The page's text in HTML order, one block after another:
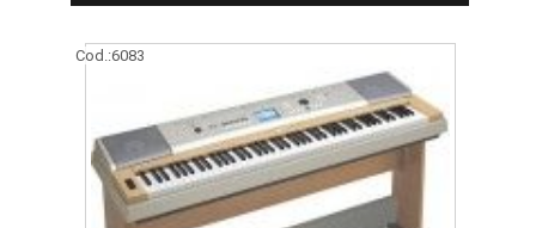
Cod.:6083